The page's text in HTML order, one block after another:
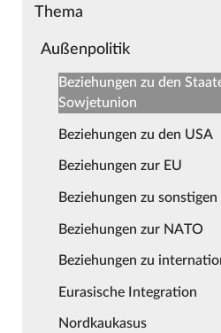
Thema
Außenpolitik
Beziehungen zu den
Sowjetunion
Beziehungen zu den USA
Beziehungen zur EU
Beziehungen zu
Beziehungen zur NATO
Beziehungen zu
Eurasische Integration
Nordkaukasus